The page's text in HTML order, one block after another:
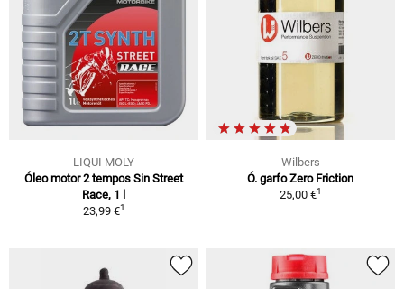
LIQUI MOLY
Óleo motor 2 tempos Sin Street
Race, 1 l
23,99 €1
Wilbers
Ó. garfo Zero Friction
25,00 €1